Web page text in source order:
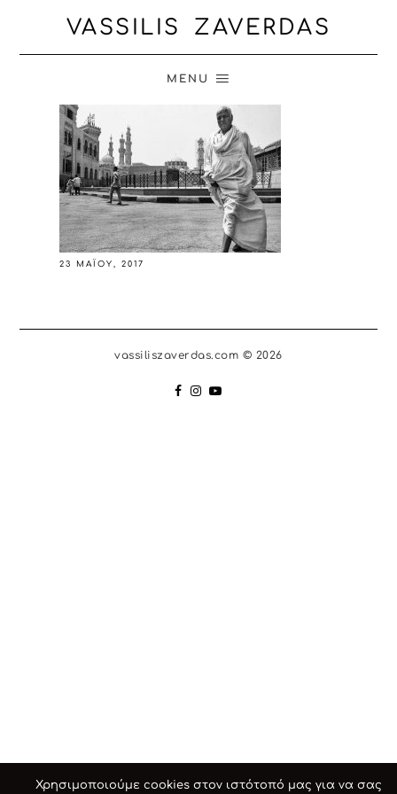
VASSILIS ZAVERDAS
MENU
23 ΜΑΪ́ΟΥ, 2017
vassiliszaverdas.com © 2026
Χρησιμοποιούμε cookies στον ιστότοπό μας για να σας